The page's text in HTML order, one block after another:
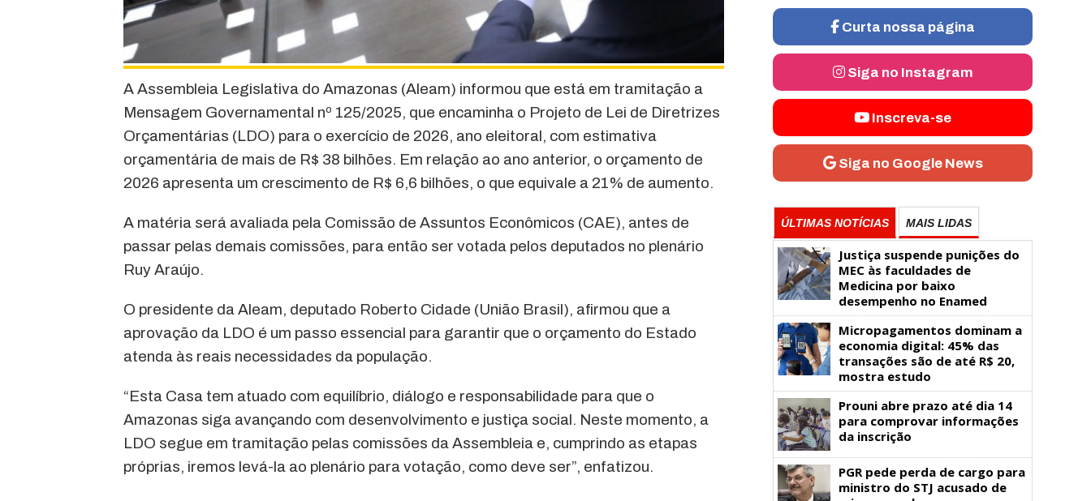
A Assembleia Legislativa do Amazonas (Aleam) informou que está em tramitação a
Mensagem Governamental nº 125/2025, que encaminha o Projeto de Lei de Diretrizes
Orçamentárias (LDO) para o exercício de 2026, ano eleitoral, com estimativa
orçamentária de mais de R$ 38 bilhões. Em relação ao ano anterior, o orçamento de
2026 apresenta um crescimento de R$ 6,6 bilhões, o que equivale a 21% de aumento.
A matéria será avaliada pela Comissão de Assuntos Econômicos (CAE), antes de
passar pelas demais comissões, para então ser votada pelos deputados no plenário
Ruy Araújo.
O presidente da Aleam, deputado Roberto Cidade (União Brasil), afirmou que a
aprovação da LDO é um passo essencial para garantir que o orçamento do Estado
atenda às reais necessidades da população.
“Esta Casa tem atuado com equilíbrio, diálogo e responsabilidade para que o
Amazonas siga avançando com desenvolvimento e justiça social. Neste momento, a
LDO segue em tramitação pelas comissões da Assembleia e, cumprindo as etapas
próprias, iremos levá-la ao plenário para votação, como deve ser”, enfatizou.
Curta nossa página
Siga no Instagram
Inscreva-se
Siga no Google News
ÚLTIMAS NOTÍCIAS MAIS LIDAS
Justiça suspende punições do
MEC às faculdades de
Medicina por baixo
desempenho no Enamed
Micropagamentos dominam a
economia digital: 45% das
transações são de até R$ 20,
mostra estudo
Prouni abre prazo até dia 14
para comprovar informações
da inscrição
PGR pede perda de cargo para
ministro do STJ acusado de